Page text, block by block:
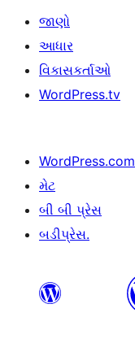
જાણો
આધાર
વિકાસકર્તાઓ
WordPress.tv
WordPress.com
મેટ
બી બી પ્રેસ
બડીપ્રેસ.